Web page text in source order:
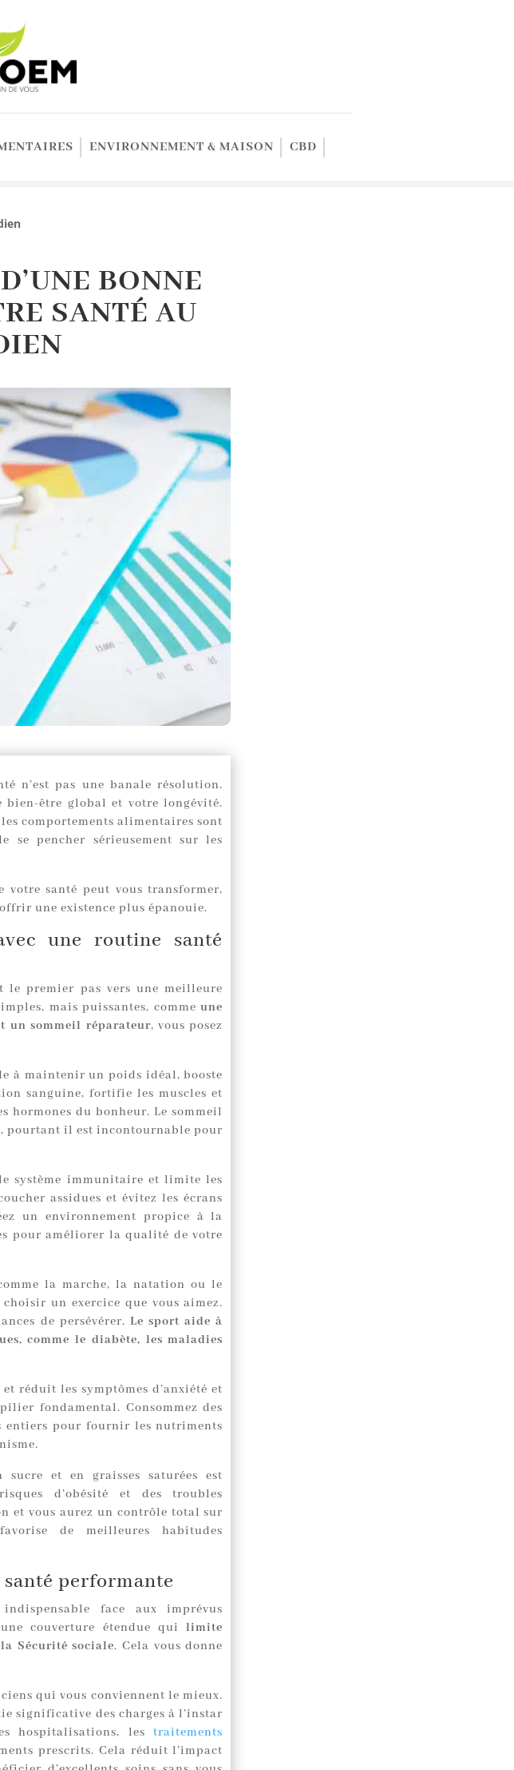
ENVIRONNEMENT & MAISON CBD
BONNE
SANTÉ AU
n’est pas une banale résolution.
bien-être global et votre longévité.
comportements alimentaires sont
se pencher sérieusement sur les
votre santé peut vous transformer,
une existence plus épanouie.
une routine santé
le premier pas vers une meilleure
mais puissantes, commeune
un sommeil réparateur, vous posez
à maintenir un poids idéal, booste
sanguine, fortifie les muscles et
hormones du bonheur. Le sommeil
pourtant il est incontournable pour
système immunitaire et limite les
assidues et évitez les écrans
un environnement propice à la
pour améliorer la qualité de votre
la marche, la natation ou le
choisir un exercice que vous aimez.
de persévérer. Le sport aide à
comme le diabète, les maladies
réduit les symptômes d’anxiété et
fondamental. Consommez des
entiers pour fournir les nutriments
et en graisses saturées est
d’obésité et des troubles
et vous aurez un contrôle total sur
de meilleures habitudes
santé performante
face aux imprévus
une couverture étendue quilimite
Sécurité sociale. Cela vous donne
qui vous conviennent le mieux.
significative des charges à l’instar
hospitalisations, lestraitements
prescrits. Cela réduit l’impact